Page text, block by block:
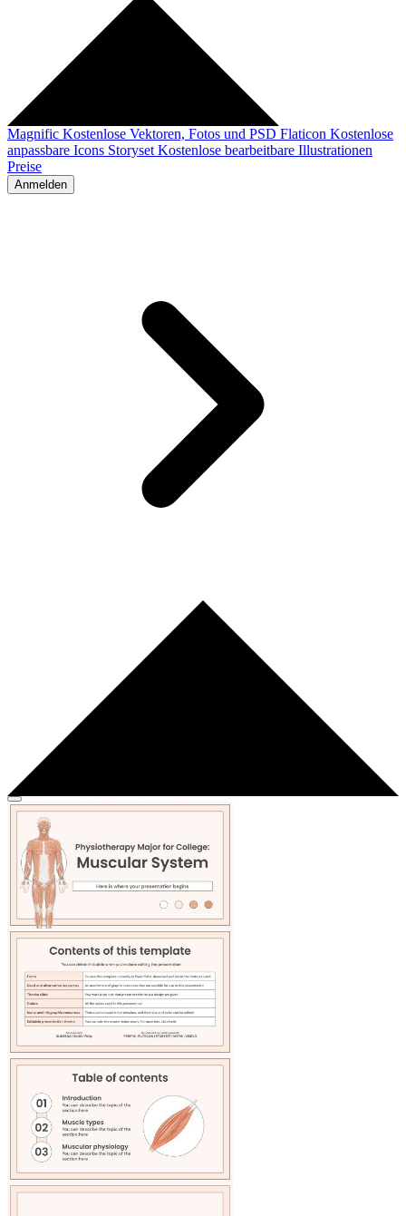
Magnific Kostenlose Vektoren, Fotos und PSD Flaticon Kostenlose
anpassbare Icons Storyset Kostenlose bearbeitbare Illustrationen
Preise
Anmelden